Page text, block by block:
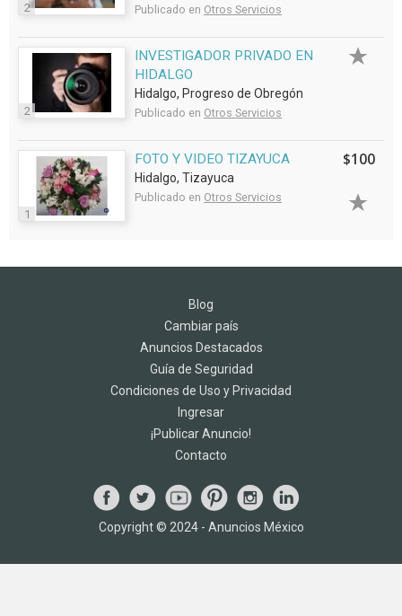
2 Publicado en Otros Servicios
2
INVESTIGADOR PRIVADO EN
HIDALGO
Hidalgo, Progreso de Obregón
Publicado en Otros Servicios
1
FOTO Y VIDEO TIZAYUCA
Hidalgo, Tizayuca
Publicado en Otros Servicios
$100
Blog
Cambiar país
Anuncios Destacados
Guía de Seguridad
Condiciones de Uso y Privacidad
Ingresar
¡Publicar Anuncio!
Contacto
Copyright © 2024 - Anuncios México